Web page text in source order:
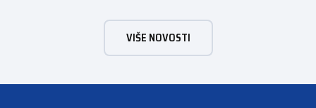
očekuje bogat stručni program s predavanjima
renomiranih domaćih i međunarodnih predavača: U sklopu
programa održat će se i panel rasprava „Profesija
VIŠE NOVOSTI